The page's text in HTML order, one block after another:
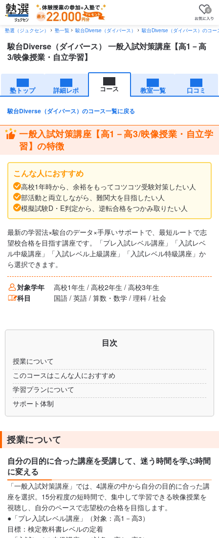
0
塾選（ジュクセン） 塾一覧 駿台Diverse（ダイバース） 駿台Diverse（ダイバース）のコー
駿台Diverse（ダイバース） 一般入試対策講座【高1－高
3/映像授業・自立学習】
塾トップ 詳細レポ コース 教室一覧 口コミ
駿台Diverse（ダイバース）のコース一覧に戻る
一般入試対策講座【高1－高3/映像授業・自立学
習】の特徴
こんな人におすすめ
高校1年時から、余裕をもってコツコツ受験対策したい人
部活動と両立しながら、難関大を目指したい人
模擬試験D・E判定から、逆転合格をつかみ取りたい人
最新の学習法×駿台のデータ×手厚いサポートで、最短ルートで志
望校合格を目指す講座です。「プレ入試レベル講座」「入試レベ
ル中級講座」「入試レベル上級講座」「入試レベル特級講座」か
ら選択できます。
対象学年
高校1年生 / 高校2年生 / 高校3年生
科目
国語 / 英語 / 算数・数学 / 理科 / 社会
目次
授業について
このコースはこんな人におすすめ
学習プランについて
サポート体制
授業について
自分の目的に合った講座を受講して、迷う時間を学ぶ時間
に変える
「一般入試対策講座」では、4講座の中から自分の目的に合った講
座を選択。15分程度の短時間で、集中して学習できる映像授業を
視聴し、自分のペースで志望校の合格を目指します。
●「プレ入試レベル講座」（対象：高1－高3）
目標：検定教科書レベルの定着